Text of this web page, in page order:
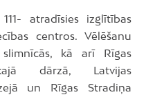
atradīsies izglītības
centros. Vēlēšanu
kā arī Rīgas
dārzā, Latvijas
un Rīgas Stradiņa